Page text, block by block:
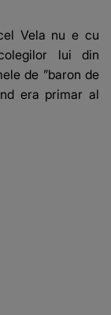
Vela nu e cu
lui din
de ”baron de
era primar al